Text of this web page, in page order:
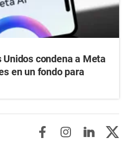
Unidos condena a Meta
en un fondo para